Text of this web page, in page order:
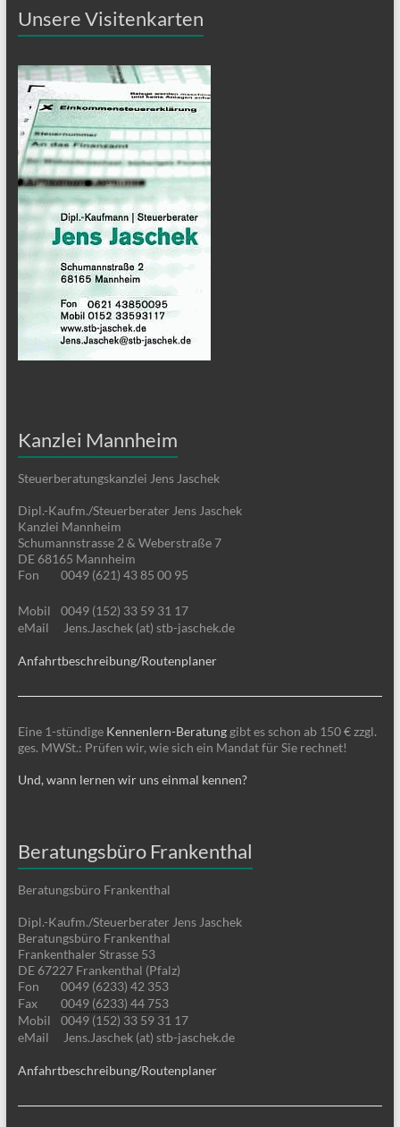
Unsere Visitenkarten
Kanzlei Mannheim
Steuerberatungskanzlei Jens Jaschek
Dipl.-Kaufm./Steuerberater Jens Jaschek
Kanzlei Mannheim
Schumannstrasse 2 & Weberstraße 7
DE 68165 Mannheim
Fon
0049 (621) 43 85 00 95
Mobil
0049 (152) 33 59 31 17
eMail
Jens.Jaschek (at) stb-jaschek.de
Anfahrtbeschreibung/Routenplaner
Eine 1-stündige Kennenlern-Beratunggibt es schon ab 150 € zzgl.
ges. MWSt.: Prüfen wir, wie sich ein Mandat für Sie rechnet!
Und, wann lernen wir uns einmal kennen?
Beratungsbüro Frankenthal
Beratungsbüro Frankenthal
Dipl.-Kaufm./Steuerberater Jens Jaschek
Beratungsbüro Frankenthal
Frankenthaler Strasse 53
DE 67227 Frankenthal (Pfalz)
Fon
0049 (6233) 42 353
Fax
0049 (6233) 44 753
Mobil
0049 (152) 33 59 31 17
eMail
Jens.Jaschek (at) stb-jaschek.de
Anfahrtbeschreibung/Routenplaner